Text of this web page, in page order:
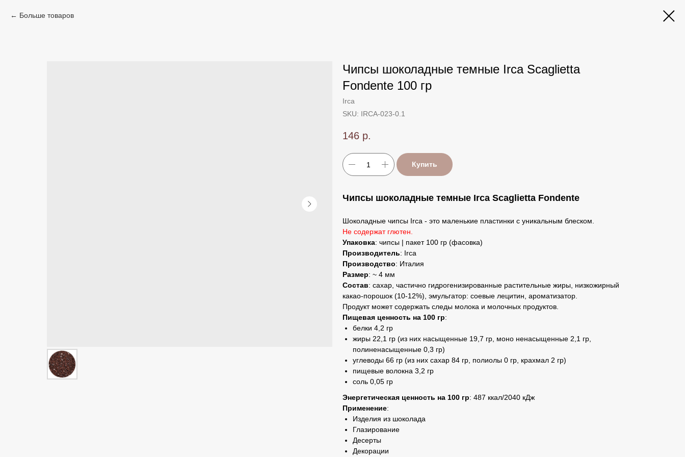
Больше товаров
Чипсы шоколадные темные Irca Scaglietta
Fondente 100 гр
Irca
SKU: IRCA-023-0.1
146 р.
Купить
Чипсы шоколадные темные Irca Scaglietta Fondente
Шоколадные чипсы Irca - это маленькие пластинки с уникальным блеском.
Не содержат глютен.
Упаковка: чипсы | пакет 100 гр (фасовка)
Производитель: Irca
Производство: Италия
Размер: ~ 4 мм
Состав: сахар, частично гидрогенизированные растительные жиры, низкожирный
какао-порошок (10-12%), эмульгатор: соевые лецитин, ароматизатор.
Продукт может содержать следы молока и молочных продуктов.
Пищевая ценность на 100 гр:
белки 4,2 гр
жиры 22,1 гр (из них насыщенные 19,7 гр, моно ненасыщенные 2,1 гр,
полиненасыщенные 0,3 гр)
углеводы 66 гр (из них сахар 84 гр, полиолы 0 гр, крахмал 2 гр)
пищевые волокна 3,2 гр
соль 0,05 гр
Энергетическая ценность на 100 гр: 487 ккал/2040 кДж
Применение:
Изделия из шоколада
Глазирование
Десерты
Декорации